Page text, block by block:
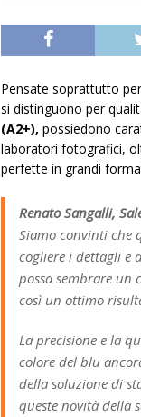
Pensate soprattutto
si distinguono per
(A2+), possiedono
laboratori fotografici,
perfette in grandi
Renato Sangalli,
Siamo convinti che
cogliere i dettagli e
possa sembrare un
così un ottimo
La precisione e la
colore del blu
della soluzione di
queste novità della